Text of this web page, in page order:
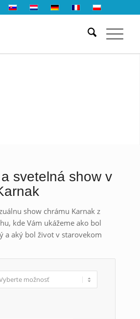
svetelná show v
show chrámu Karnak z
kde Vám ukážeme ako bol
a aký bol život v starovekom